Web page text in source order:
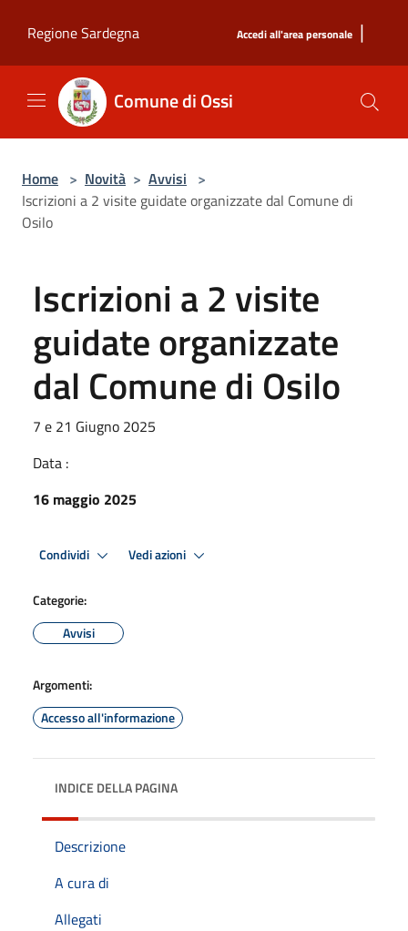
Regione Sardegna
Accedi all'area personale |
Comune di Ossi
Home > Novità > Avvisi >
Iscrizioni a 2 visite guidate organizzate dal Comune di
Osilo
Iscrizioni a 2 visite
guidate organizzate
dal Comune di Osilo
7 e 21 Giugno 2025
Data :
16 maggio 2025
Condividi Vedi azioni
Categorie:
Avvisi
Argomenti:
Accesso all'informazione
INDICE DELLA PAGINA
Descrizione
A cura di
Allegati